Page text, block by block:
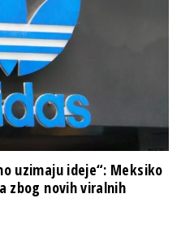
uzimaju ideje“: Meksiko
zbog novih viralnih